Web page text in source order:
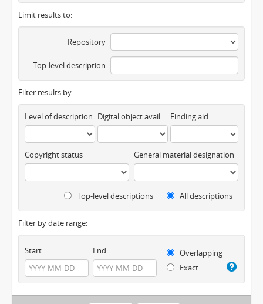
Limit results to:
Repository
Top-level description
Filter results by:
Level of description Digital object available Finding aid
Copyright status General material designation
Top-level descriptions All descriptions
Filter by date range:
Start End
Overlapping
Exact